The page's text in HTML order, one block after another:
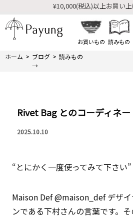
¥10,000(税込)以上お買い
¥10,000(税込)以上お買い
お買いもの 読みもの
ホーム
ブログ
→
読みもの
Rivet Bag とのコーディネ
2025.10.10
“とにかく一度使ってみて下さい”
Maison Def @maison_def デザ
ンである下村さんの言葉です。